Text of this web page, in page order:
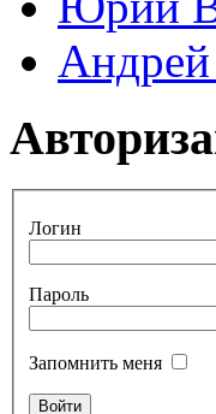
Логин
Пароль
Запомнить меня